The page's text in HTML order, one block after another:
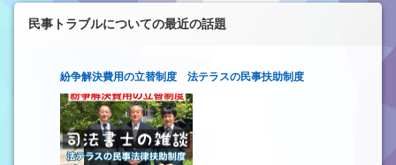
民事トラブルについての最近の話題
紛争解決費用の立替制度 法テラスの民事扶助制度